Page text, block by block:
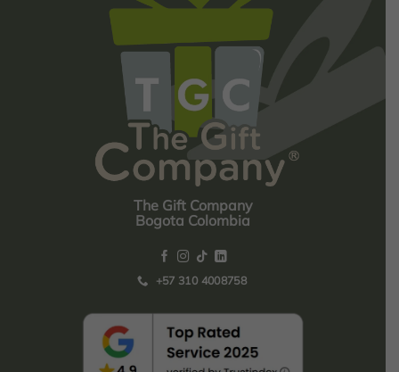
The Gift Company
Bogota Colombia
+57 310 4008758